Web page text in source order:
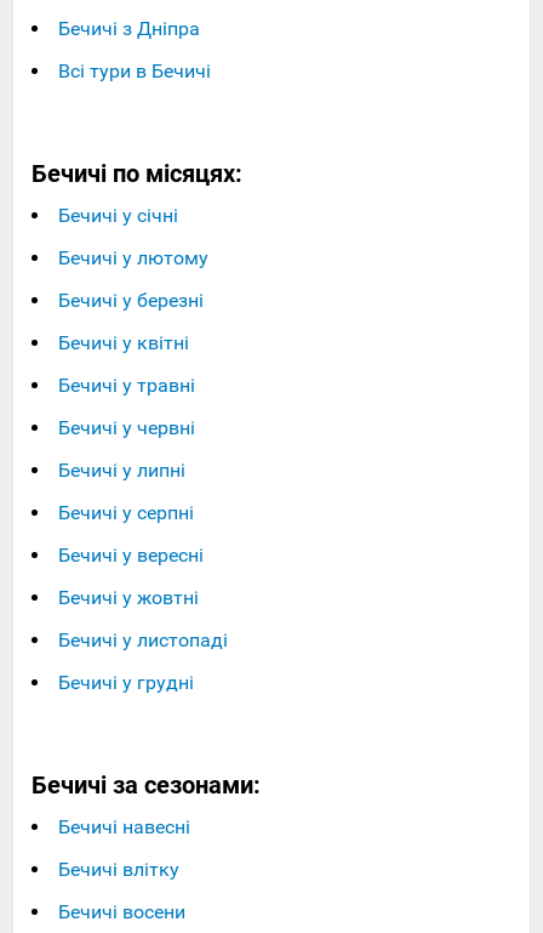
Бечичі з Дніпра
Всі тури в Бечичі
Бечичі по місяцях:
Бечичі у січні
Бечичі у лютому
Бечичі у березні
Бечичі у квітні
Бечичі у травні
Бечичі у червні
Бечичі у липні
Бечичі у серпні
Бечичі у вересні
Бечичі у жовтні
Бечичі у листопаді
Бечичі у грудні
Бечичі за сезонами:
Бечичі навесні
Бечичі влітку
Бечичі восени